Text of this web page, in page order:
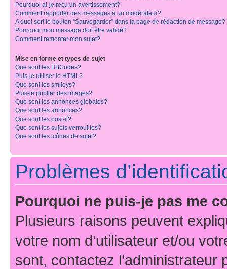
Pourquoi ai-je reçu un avertissement?
Comment rapporter des messages à un modérateur?
A quoi sert le bouton “Sauvegarder” dans la page de rédaction de message?
Pourquoi mon message doit être validé?
Comment remonter mon sujet?
Mise en forme et types de sujet
Que sont les BBCodes?
Puis-je utiliser le HTML?
Que sont les smileys?
Puis-je publier des images?
Que sont les annonces globales?
Que sont les annonces?
Que sont les post-it?
Que sont les sujets verrouillés?
Que sont les icônes de sujet?
Problèmes
Pourquoi ne puis-je pas me
Plusieurs raisons peuvent
votre nom d’utilisateur et/ou
sont, contactez l’administrateur